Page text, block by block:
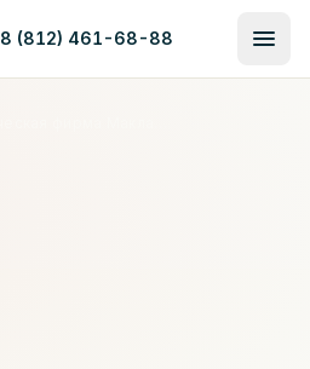
8 (812) 461-68-88